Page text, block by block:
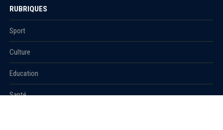
RUBRIQUES
Sport
Culture
Education
Santé